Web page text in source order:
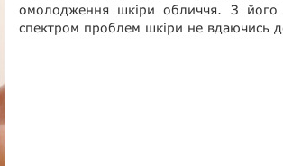
омолодження шкіри обличчя. З
спектром проблем шкіри не вдаючись